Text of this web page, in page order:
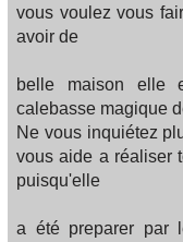
vous voulez vous
avoir de
belle maison elle
calebasse magique
Ne vous inquiétez
vous aide a réaliser
puisqu'elle
a été preparer par